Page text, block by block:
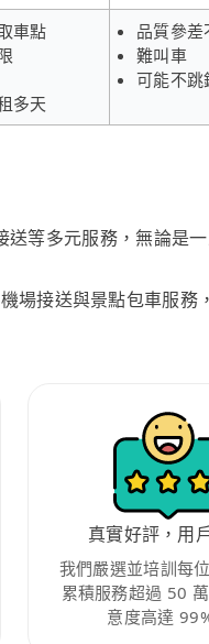
車點
多天
品質參差
難叫車
可能不跳
等多元服務，無論是
場接送與景點包車服務
真實好評，用
我們嚴選並培訓每
累積服務超過 50
意度高達